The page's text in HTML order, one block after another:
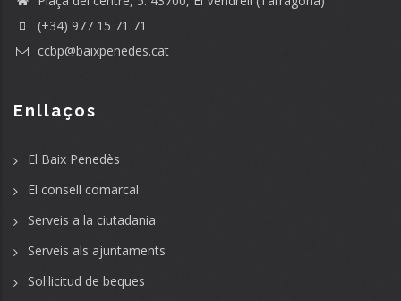
(+34) 977 15 71 71
ccbp@baixpenedes.cat
Enllaços
El Baix Penedès
El consell comarcal
Serveis a la ciutadania
Serveis als ajuntaments
Sol·licitud de beques